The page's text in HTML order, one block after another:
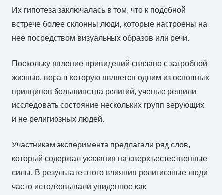
Их гипотеза заключалась в том, что к подобной
встрече более склонны люди, которые настроены на
нее посредством визуальных образов или речи.
Поскольку явление привидений связано с загробной
жизнью, вера в которую является одним из основных
принципов большинства религий, ученые решили
исследовать состояние нескольких групп верующих
и не религиозных людей.
Участникам эксперимента предлагали ряд слов,
который содержал указания на сверхъестественные
силы. В результате этого влияния религиозные люди
часто истолковывали увиденное как